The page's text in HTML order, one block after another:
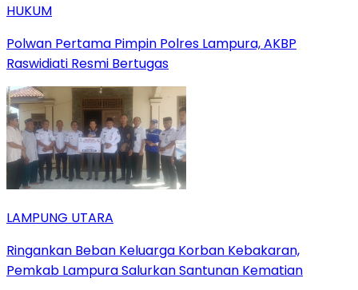
HUKUM
Polwan Pertama Pimpin Polres Lampura, AKBP
Raswidiati Resmi Bertugas
LAMPUNG UTARA
Ringankan Beban Keluarga Korban Kebakaran,
Pemkab Lampura Salurkan Santunan Kematian